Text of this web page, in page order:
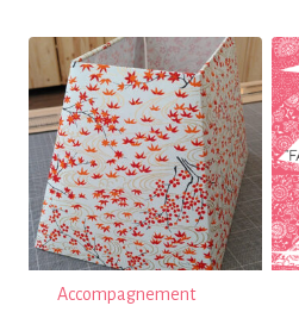
68,00€
à
88,00€
Accompagnement